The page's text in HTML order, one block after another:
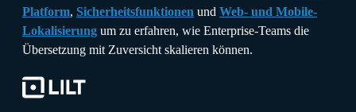
Platform, Sicherheitsfunktionen und Web- und Mobile-
Lokalisierung um zu erfahren, wie Enterprise-Teams die
Übersetzung mit Zuversicht skalieren können.